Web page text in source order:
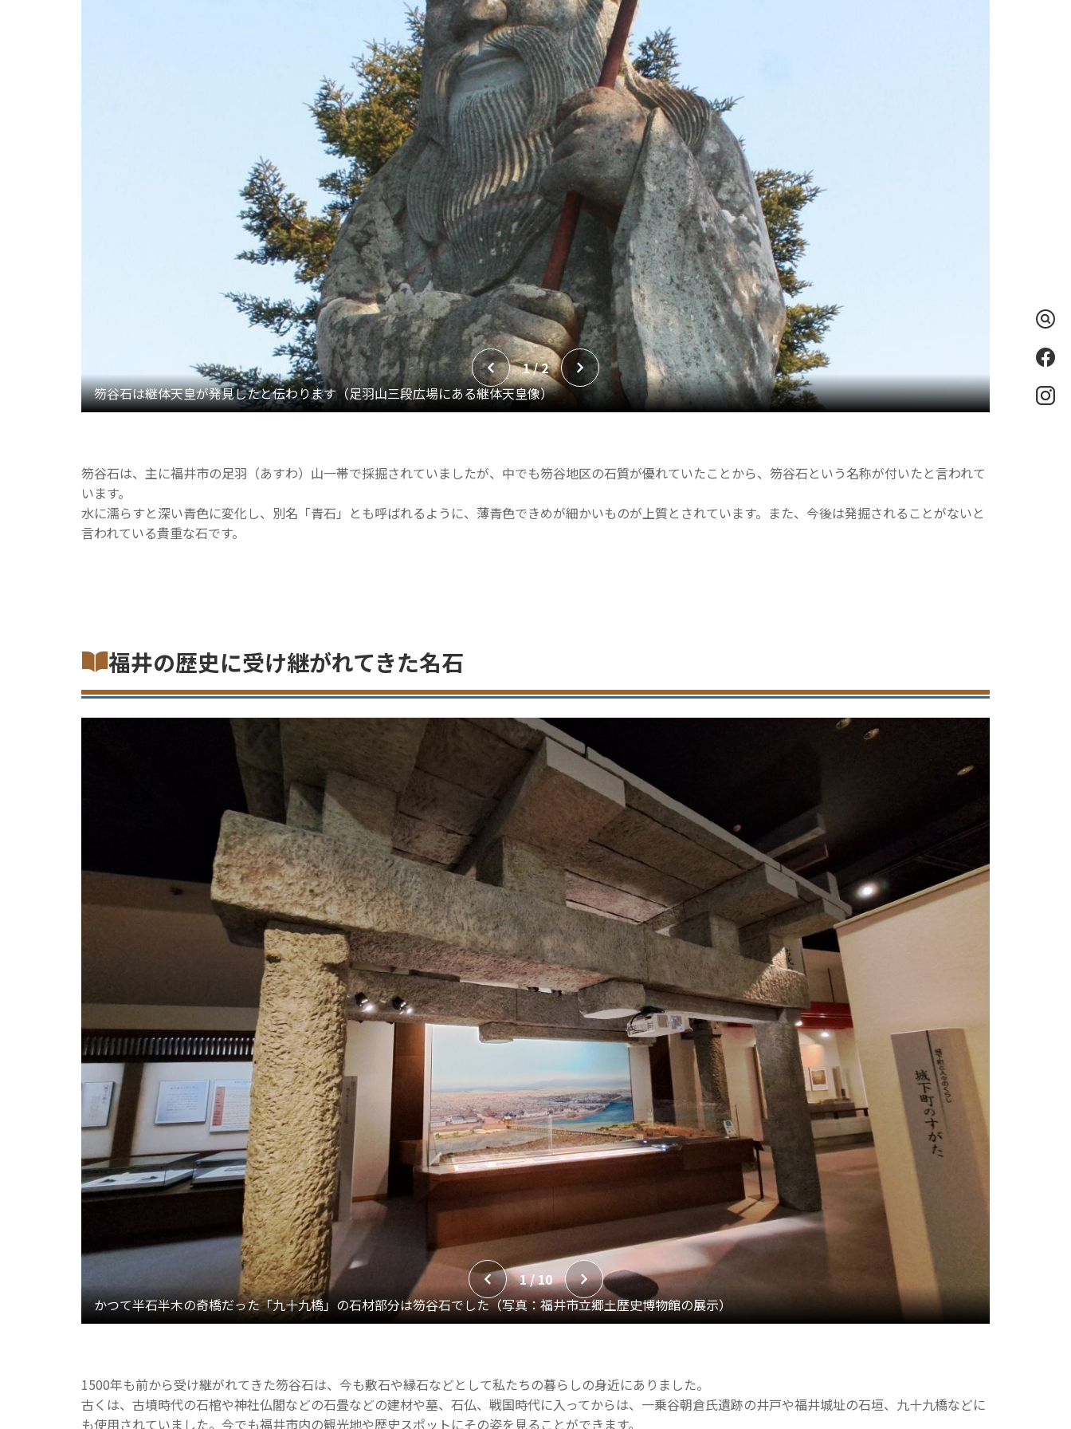
検
索
Fac
eb
k
Ins
tag
1 / 2
笏谷石は、主に福井市の足羽（あすわ）山一帯で採掘されていましたが、中でも笏谷地区の石質が優れていたことから、笏谷石という名称が付いたと言われて
います。
水に濡らすと深い青色に変化し、別名「青石」とも呼ばれるように、薄青色できめが細かいものが上質とされています。また、今後は発掘されることがないと
言われている貴重な石です。
福井の歴史に受け継がれてきた名石
1 / 10
1500年も前から受け継がれてきた笏谷石は、今も敷石や縁石などとして私たちの暮らしの身近にありました。
古くは、古墳時代の石棺や神社仏閣などの石畳などの建材や墓、石仏、戦国時代に入ってからは、一乗谷朝倉氏遺跡の井戸や福井城址の石垣、九十九橋などに
も使用されていました。今でも福井市内の観光地や歴史スポットにその姿を見ることができます。